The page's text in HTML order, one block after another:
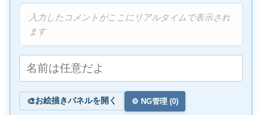
入力したコメントがここにリアルタイムで表示され
ます
🎨お絵描きパネルを開く ⚙️ NG管理 (0)